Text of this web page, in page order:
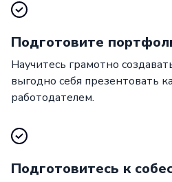
Подготовите
Научитесь грамотно
выгодно себя презентовать
работодателем.
Подготовитесь к